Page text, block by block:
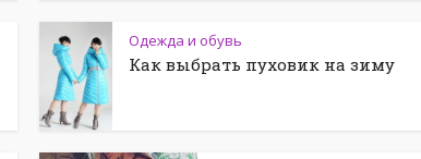
Одежда и обувь
Как выбрать пуховик на зиму